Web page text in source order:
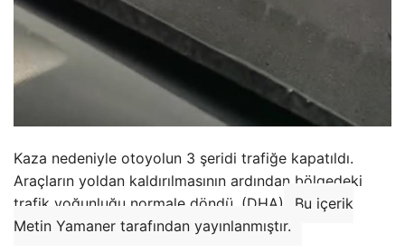
Kaza nedeniyle otoyolun 3 şeridi trafiğe kapatıldı.
Araçların yoldan kaldırılmasının ardından bölgedeki
trafik yoğunluğu normale döndü. (DHA)
Bu içerik
Metin Yamaner tarafından yayınlanmıştır.